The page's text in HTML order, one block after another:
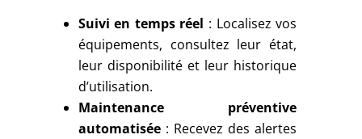
Suivi en temps réel : Localisez vos
équipements, consultez leur état,
leur disponibilité et leur historique
d’utilisation.
Maintenance préventive
automatisée: Recevez des alertes